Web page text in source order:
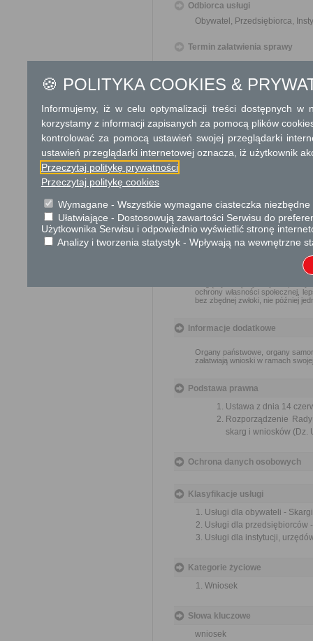
Odbiorca usługi
Obywatel, Przedsiębiorca,
Termin załatwienia sprawy
Dodatkowe
Opłata
Brak
Skargi i wnioski
Przedmiotem skargi może być
naruszenie praworządności lub
ochrony własności społecznej,
bez zbędnej zwłoki, nie później
Informacje dodatkowe
Organy państwowe, organy
załatwiają wnioski w ramach
Podstawa prawna
Ustawa z dnia 14
Rozporządzenie
skarg i wniosków (Dz.
Ochrona danych osobowych
Klasyfikacje usługi
Usługi dla obywateli -
Usługi dla przedsiębiorców
Usługi dla instytucji,
Kategorie życiowe
Wniosek
Słowa kluczowe
wniosek
🍪 POLITYKA COOKIES &
Informujemy, iż w celu optymalizacji treści dostępnych w
korzystamy z informacji zapisanych za pomocą plików
kontrolować za pomocą ustawień swojej przeglądarki
ustawień przeglądarki internetowej oznacza, iż użytkownik
Przeczytaj politykę prywatności
Przeczytaj politykę cookies
Wymagane - Wszystkie wymagane ciasteczka
Ułatwiające - Dostosowują zawartości Serwisu do
Użytkownika Serwisu i odpowiednio wyświetlić stronę
Analizy i tworzenia statystyk - Wpływają na wewnętrzne